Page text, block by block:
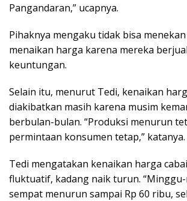
Pangandaran,” ucapnya.
Pihaknya mengaku tidak bisa
menaikan harga karena mereka
keuntungan.
Selain itu, menurut Tedi, kenaikan
diakibatkan masih karena musim
berbulan-bulan. “Produksi menurun
permintaan konsumen tetap,” katanya.
Tedi mengatakan kenaikan harga
fluktuatif, kadang naik turun.
sempat menurun sampai Rp 60 ribu,